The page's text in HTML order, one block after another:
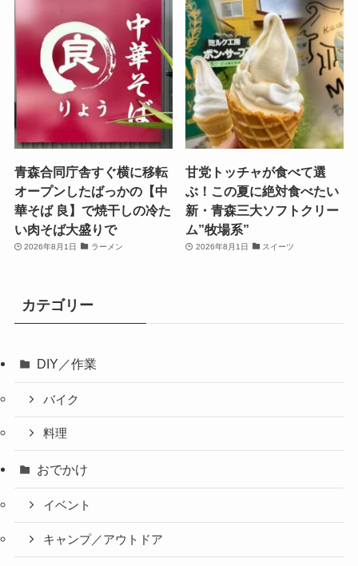
青森合同庁舎すぐ横に移転
オープンしたばっかの【中
華そば 良】で焼干しの冷た
い肉そば大盛りで
2026年8月1日 ラーメン
甘党トッチャが食べて選
ぶ！この夏に絶対食べたい
新・青森三大ソフトクリー
ム”牧場系”
2026年8月1日 スイーツ
カテゴリー
DIY／作業
バイク
料理
おでかけ
イベント
キャンプ／アウトドア